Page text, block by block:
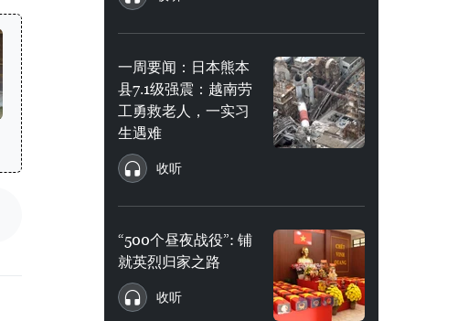
一周要闻：日本熊本
县7.1级强震：越南劳
工勇救老人，一实习
生遇难
收听
“500个昼夜战役”: 铺
就英烈归家之路
收听